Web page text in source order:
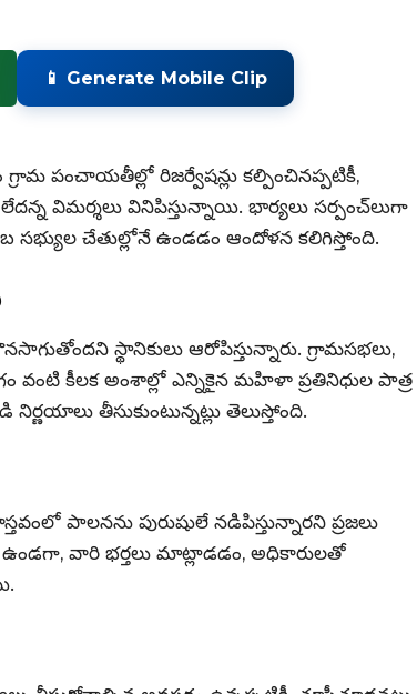
📱 Generate Mobile Clip
పంచాయతీల్లో రిజర్వేషన్లు కల్పించినప్పటికీ,
విమర్శలు వినిపిస్తున్నాయి. భార్యలు సర్పంచ్‌లుగా
సభ్యుల చేతుల్లోనే ఉండడం ఆందోళన కలిగిస్తోంది.
స్థానికులు ఆరోపిస్తున్నారు. గ్రామసభలు,
వంటి కీలక అంశాల్లో ఎన్నికైన మహిళా ప్రతినిధుల పాత్ర
తీసుకుంటున్నట్లు తెలుస్తోంది.
పాలనను పురుషులే నడిపిస్తున్నారని ప్రజలు
వారి భర్తలు మాట్లాడడం, అధికారులతో